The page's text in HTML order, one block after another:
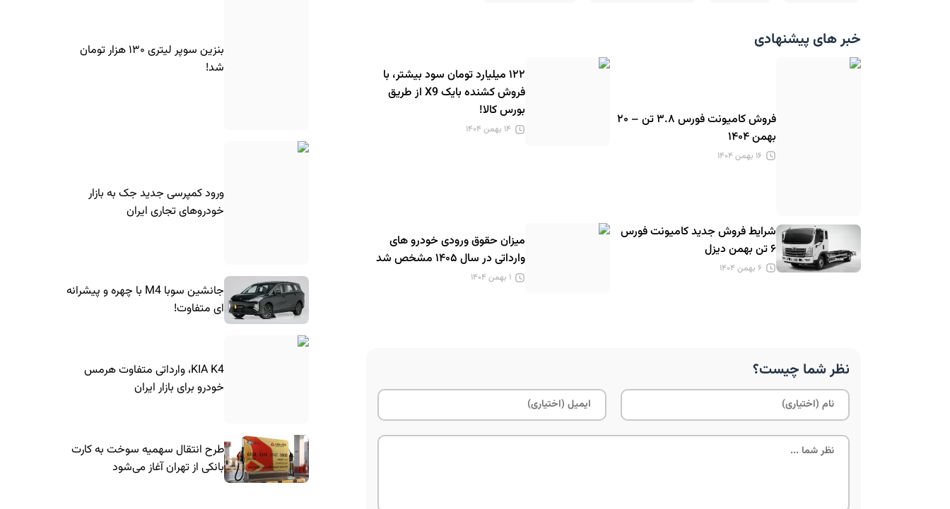
خبر های پیشنهادی
فروش کامیونت فورس ۳.۸ تن – ۲۰
بهمن ۱۴۰۴
۱۶ بهمن ۱۴۰۴
۱۲۲ میلیارد تومان سود بیشتر، با
فروش کشنده بایک X9 از طریق
بورس کالا!
۱۴ بهمن ۱۴۰۴
شرایط فروش جدید کامیونت فورس
۶ تن بهمن دیزل
۶ بهمن ۱۴۰۴
میزان حقوق ورودی خودرو های
وارداتی در سال ۱۴۰۵ مشخص شد
۱ بهمن ۱۴۰۴
نظر شما چیست؟
بنزین سوپر لیتری ۱۳۰ هزار تومان
شد!
ورود کمپرسی جدید جک به بازار
خودروهای تجاری ایران
جانشین سوبا M4 با چهره و پیشرانه
ای متفاوت!
KIA K4، وارداتی متفاوت هرمس
خودرو برای بازار ایران
طرح انتقال سهمیه سوخت به کارت
بانکی از تهران آغاز می‌شود